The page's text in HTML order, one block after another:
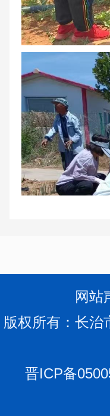
两位老师的授
葱种植管理及销售
网站
版权所有：长
晋ICP备